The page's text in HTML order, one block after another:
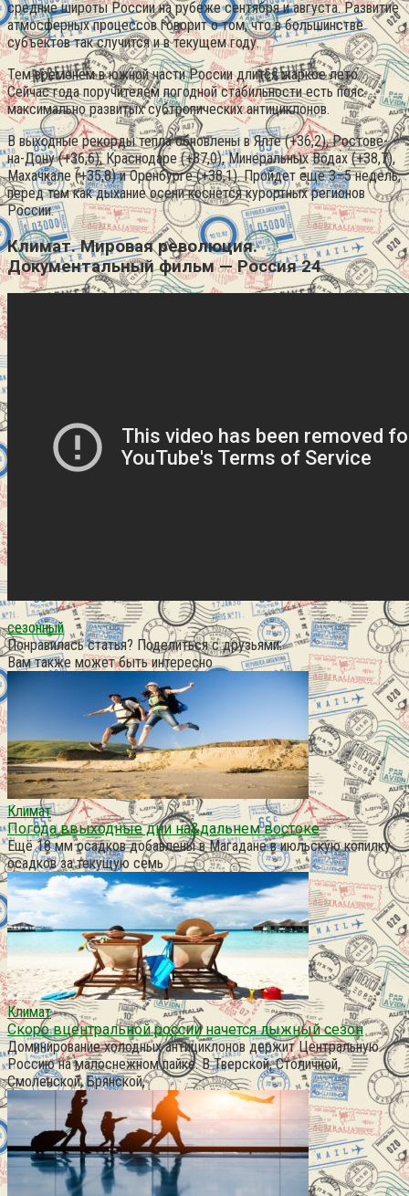
средние широты России на рубеже сентября и августа. Развитие
атмосферных процессов говорит о том, что в большинстве
субъектов так случится и в текущем году.
Тем временем в южной части России длится жаркое лето.
Сейчас года поручителем погодной стабильности есть пояс
максимально развитых субтропических антициклонов.
В выходные рекорды тепла обновлены в Ялте (+36,2), Ростове-
на-Дону (+36,6), Краснодаре (+37,0), Минеральных Водах (+38,7),
Махачкале (+35,8) и Оренбурге (+38,1). Пройдет еще 3–5 недель,
перед тем как дыхание осени коснется курортных регионов
России.
Климат. Мировая революция.
Документальный фильм — Россия 24
сезонный
Понравилась статья? Поделиться с друзьями:
Вам также может быть интересно
Климат
Погода ввыходные дни на&дальнем востоке
Ещё 18 мм осадков добавлены в Магадане в июльскую копилку
осадков за текущую семь
Климат
Скоро вцентральной россии начется лыжный сезон
Доминирование холодных антициклонов держит Центральную
Россию на малоснежном пайке. В Тверской, Столичной,
Смоленской, Брянской,